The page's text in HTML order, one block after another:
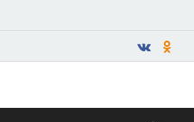
—